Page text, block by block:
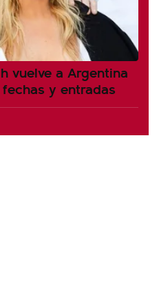
vuelve a Argentina
y entradas